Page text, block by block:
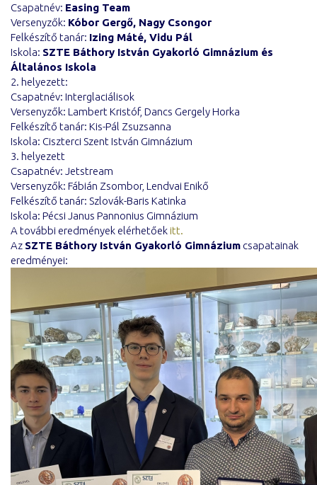
Csapatnév: Easing Team
Versenyzők: Kóbor Gergő, Nagy Csongor
Felkészítő tanár: Izing Máté, Vidu Pál
Iskola: SZTE Báthory István Gyakorló Gimnázium és
Általános Iskola
2. helyezett:
Csapatnév: Interglaciálisok
Versenyzők: Lambert Kristóf, Dancs Gergely Horka
Felkészítő tanár: Kis-Pál Zsuzsanna
Iskola: Ciszterci Szent István Gimnázium
3. helyezett
Csapatnév: Jetstream
Versenyzők: Fábián Zsombor, Lendvai Enikő
Felkészítő tanár: Szlovák-Baris Katinka
Iskola: Pécsi Janus Pannonius Gimnázium
A további eredmények elérhetőekitt.
Az SZTE Báthory István Gyakorló Gimnázium csapatainak
eredményei: